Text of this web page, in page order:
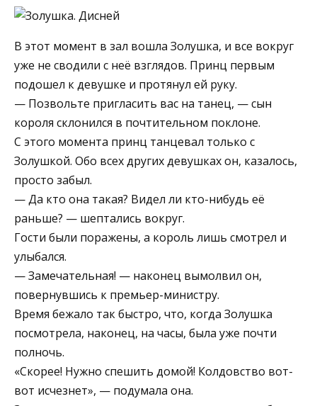
В этот момент в зал вошла Золушка, и все вокруг
уже не сводили с неё взглядов. Принц первым
подошел к девушке и протянул ей руку.
— Позвольте пригласить вас на танец, — сын
короля склонился в почтительном поклоне.
С этого момента принц танцевал только с
Золушкой. Обо всех других девушках он, казалось,
просто забыл.
— Да кто она такая? Видел ли кто-нибудь её
раньше? — шептались вокруг.
Гости были поражены, а король лишь смотрел и
улыбался.
— Замечательная! — наконец вымолвил он,
повернувшись к премьер-министру.
Время бежало так быстро, что, когда Золушка
посмотрела, наконец, на часы, была уже почти
полночь.
«Скорее! Нужно спешить домой! Колдовство вот-
вот исчезнет», — подумала она.